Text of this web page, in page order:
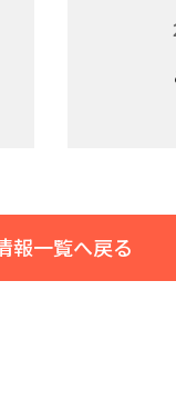
報一覧へ戻る